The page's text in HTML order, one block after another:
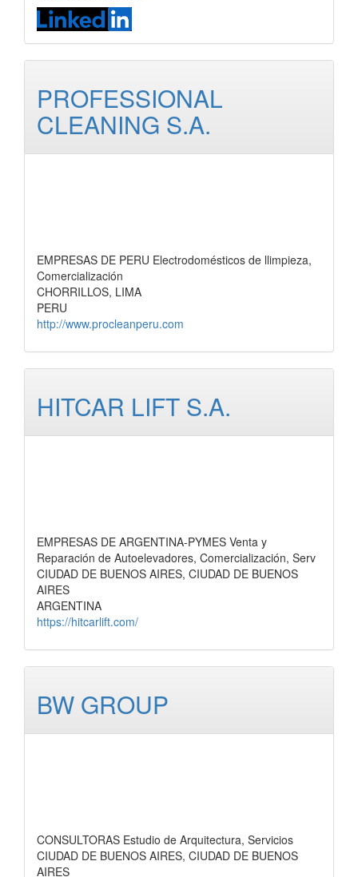
PROFESSIONAL
CLEANING S.A.
EMPRESAS DE PERU Electrodomésticos de llimpieza,
Comercialización
CHORRILLOS, LIMA
PERU
http://www.procleanperu.com
HITCAR LIFT S.A.
EMPRESAS DE ARGENTINA-PYMES Venta y
Reparación de Autoelevadores, Comercialización, Serv
CIUDAD DE BUENOS AIRES, CIUDAD DE BUENOS
AIRES
ARGENTINA
https://hitcarlift.com/
BW GROUP
CONSULTORAS Estudio de Arquitectura, Servicios
CIUDAD DE BUENOS AIRES, CIUDAD DE BUENOS
AIRES